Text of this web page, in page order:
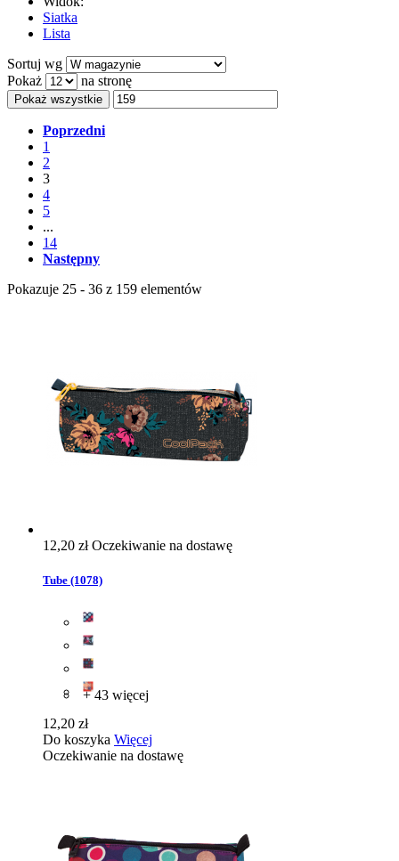
Siatka
Lista
Sortuj wg
Pokaż
na stronę
Pokaż wszystkie
Poprzedni
1
2
3
4
5
...
14
Następny
Pokazuje 25 - 36 z 159 elementów
12,20 złOczekiwanie na dostawę
Tube (1078)
+ 43 więcej
12,20 zł
Do koszyka Więcej
Oczekiwanie na dostawę